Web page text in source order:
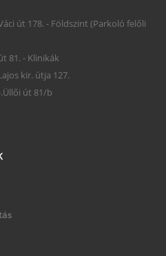
út 178. - Földszint (Parkoló felőli
81. - Klinikák
kir. útja 127.
út 81/b